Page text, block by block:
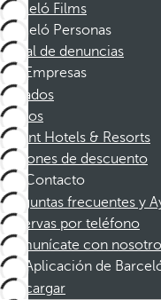
Barceló Films
Barceló Personas
Canal de denuncias
Empresas
Afiliados
Socios
Dorint Hotels & Resorts
Cupones de descuento
Contacto
Preguntas frecuentes y
Reservas por teléfono
Comunícate con
Aplicación de
Descargar